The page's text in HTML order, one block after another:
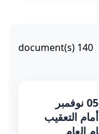
140
قرار تعقيبي عدد 88569 بتاريخ 05 نوفمبر
أمام التعقيب
العام